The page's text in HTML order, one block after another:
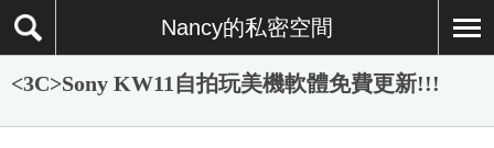
Nancy的私密空間
<3C>Sony KW11自拍玩美機軟體免費更新!!!